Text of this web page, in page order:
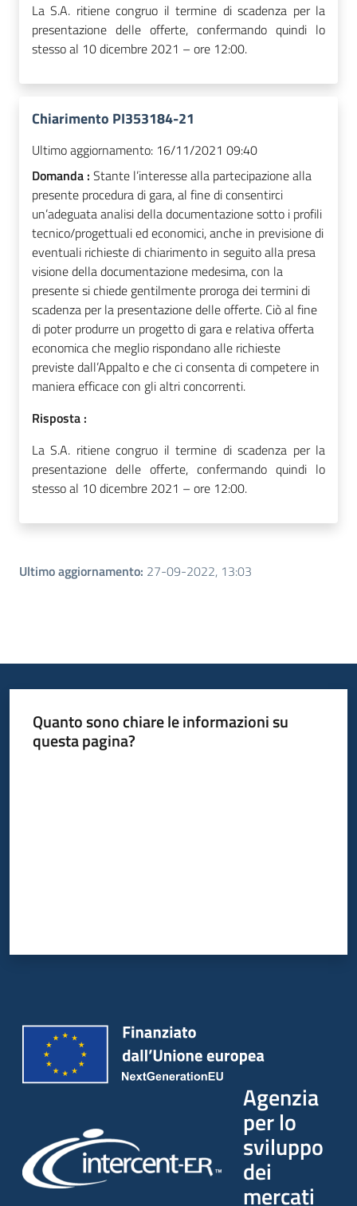
La S.A. ritiene congruo il termine di scadenza per la
presentazione delle offerte, confermando quindi lo
stesso al 10 dicembre 2021 – ore 12:00.
Chiarimento PI353184-21
Ultimo aggiornamento: 16/11/2021 09:40
Domanda : Stante l’interesse alla partecipazione alla
presente procedura di gara, al fine di consentirci
un’adeguata analisi della documentazione sotto i profili
tecnico/progettuali ed economici, anche in previsione di
eventuali richieste di chiarimento in seguito alla presa
visione della documentazione medesima, con la
presente si chiede gentilmente proroga dei termini di
scadenza per la presentazione delle offerte. Ciò al fine
di poter produrre un progetto di gara e relativa offerta
economica che meglio rispondano alle richieste
previste dall’Appalto e che ci consenta di competere in
maniera efficace con gli altri concorrenti.
Risposta :
La S.A. ritiene congruo il termine di scadenza per la
presentazione delle offerte, confermando quindi lo
stesso al 10 dicembre 2021 – ore 12:00.
Ultimo aggiornamento: 27-09-2022, 13:03
Quanto sono chiare le informazioni su
questa pagina?
Agenzia
per lo
sviluppo
dei
mercati